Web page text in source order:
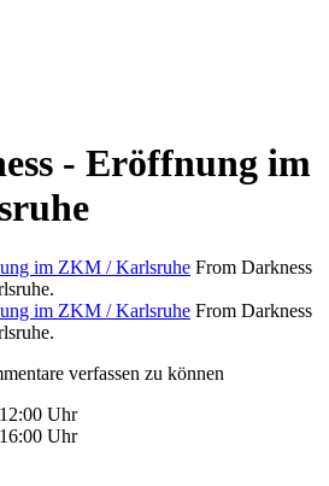
- Eröffnung im
From Darkness
From Darkness
verfassen zu können
Uhr
Uhr